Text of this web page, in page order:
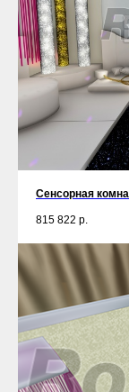
Сенсорная
815 822 р.